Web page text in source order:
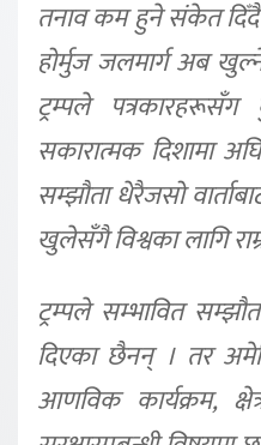
तनाव कम हुने संकेत दिँदै
होर्मुज जलमार्ग अब
ट्रम्पले पत्रकारहरूसँग
सकारात्मक दिशामा
सम्झौता धेरैजसो
खुलेसँगै विश्वका लागि
ट्रम्पले सम्भावित
दिएका छैनन् । तर
आणविक कार्यक्रम,